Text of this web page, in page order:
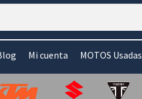
Mi cuenta MOTOS Usadas